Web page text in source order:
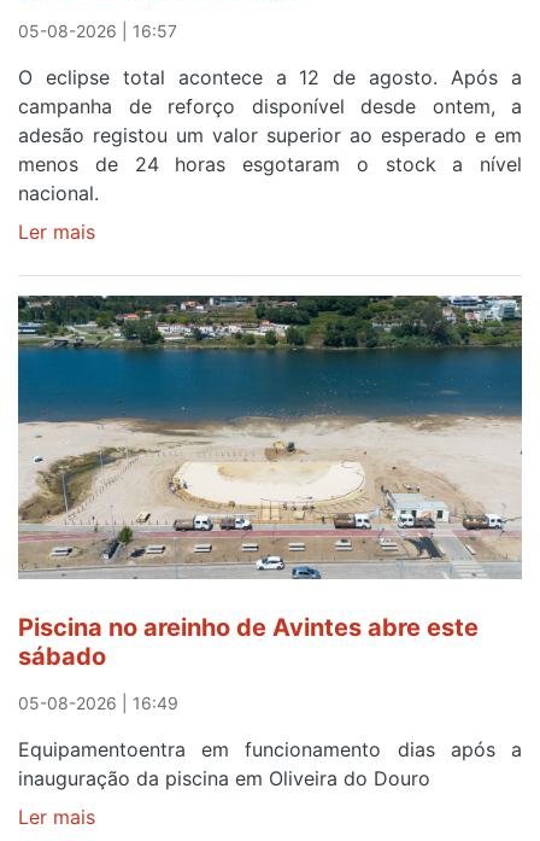
05-08-2026 | 16:57
O eclipse total acontece a 12 de agosto. Após a
campanha de reforço disponível desde ontem, a
adesão registou um valor superior ao esperado e em
menos de 24 horas esgotaram o stock a nível
nacional.
Ler mais
para
observar
eclipse
solar
esgotam
em
menos
de
24
após
campanha
reforço
Piscina no areinho de Avintes abre este
sábado
05-08-2026 | 16:49
Equipamentoentra em funcionamento dias após a
inauguração da piscina em Oliveira do Douro
Ler mais